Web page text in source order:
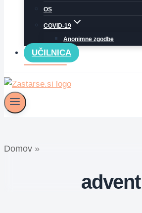
OS
COVID-19
Anonimne zgodbe
UČILNICA
Domov »
advent